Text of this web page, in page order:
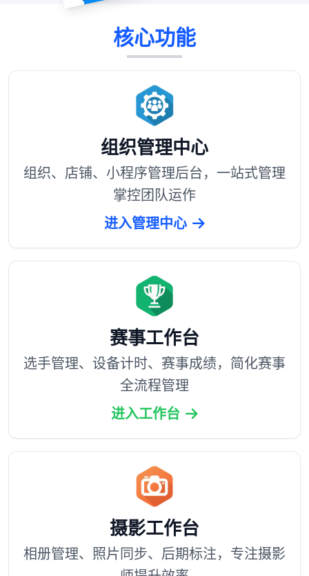
核心功能
组织管理中心
组织、店铺、小程序管理后台，一站式管理
掌控团队运作
进入管理中心
赛事工作台
选手管理、设备计时、赛事成绩，简化赛事
全流程管理
进入工作台
摄影工作台
相册管理、照片同步、后期标注，专注摄影